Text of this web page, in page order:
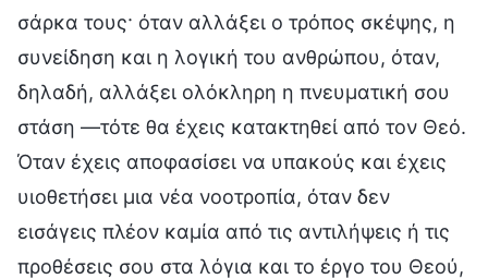
σάρκα τους· όταν αλλάξει ο τρόπος σκέψης, η
συνείδηση και η λογική του ανθρώπου, όταν,
δηλαδή, αλλάξει ολόκληρη η πνευματική σου
στάση —τότε θα έχεις κατακτηθεί από τον Θεό.
Όταν έχεις αποφασίσει να υπακούς και έχεις
υιοθετήσει μια νέα νοοτροπία, όταν δεν
εισάγεις πλέον καμία από τις αντιλήψεις ή τις
προθέσεις σου στα λόγια και το έργο του Θεού,